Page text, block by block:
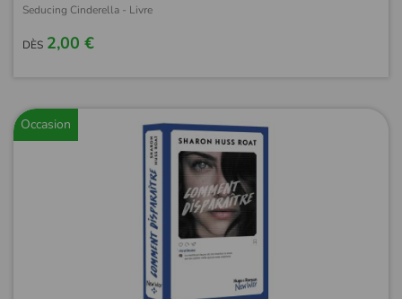
Seducing Cinderella - Livre
DÈS 2,00 €
Occasion